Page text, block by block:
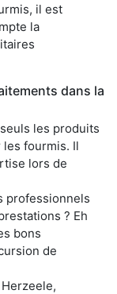
il est
la
dans la
les produits
fourmis. Il
lors de
professionnels
? Eh
bons
de